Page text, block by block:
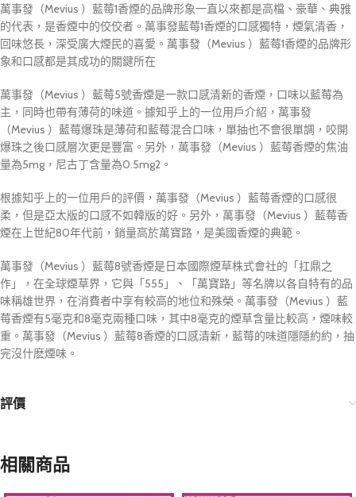
萬事發（Mevius ）藍莓1香煙的品牌形象一直以來都是高檔、豪華、典雅
的代表，是香煙中的佼佼者。萬事發藍莓1香煙的口感獨特，煙氣清香，
回味悠長，深受廣大煙民的喜愛。萬事發（Mevius ）藍莓1香煙的品牌形
象和口感都是其成功的關鍵所在
萬事發（Mevius ）藍莓5號香煙是一款口感清新的香煙，口味以藍莓為
主，同時也帶有薄荷的味道。據知乎上的一位用戶介紹，萬事發
（Mevius ）藍莓爆珠是薄荷和藍莓混合口味，單抽也不會很單調，咬開
爆珠之後口感層次更是豐富。另外，萬事發（Mevius ）藍莓香煙的焦油
量為5mg，尼古丁含量為0.5mg2。
根據知乎上的一位用戶的評價，萬事發（Mevius ）藍莓香煙的口感很
柔，但是亞太版的口感不如韓版的好。另外，萬事發（Mevius ）藍莓香
煙在上世紀80年代前，銷量高於萬寶路，是美國香煙的典範。
萬事發（Mevius ）藍莓8號香煙是日本國際煙草株式會社的「扛鼎之
作」，在全球煙草界，它與「555」、「萬寶路」等名牌以各自特有的品
味稱雄世界，在消費者中享有較高的地位和殊榮。萬事發（Mevius ）藍
莓香煙有5毫克和8毫克兩種口味，其中8毫克的煙草含量比較高，煙味較
重。萬事發（Mevius ）藍莓8香煙的口感清新，藍莓的味道隱隱約約，抽
完沒什麽煙味。
評價
相關商品